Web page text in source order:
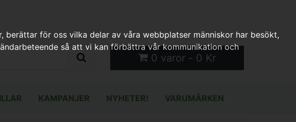
0 varor - 0 Kr
KAMPANJER NYHETER! VARUMÄRKEN
för oss vilka delar av våra webbplatser människor har besökt,
så att vi kan förbättra vår kommunikation och